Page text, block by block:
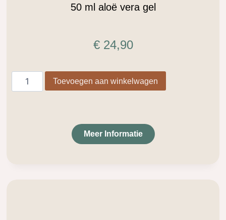
50 ml aloë vera gel
€24,90
Toevoegen aan winkelwagen
Meer Informatie